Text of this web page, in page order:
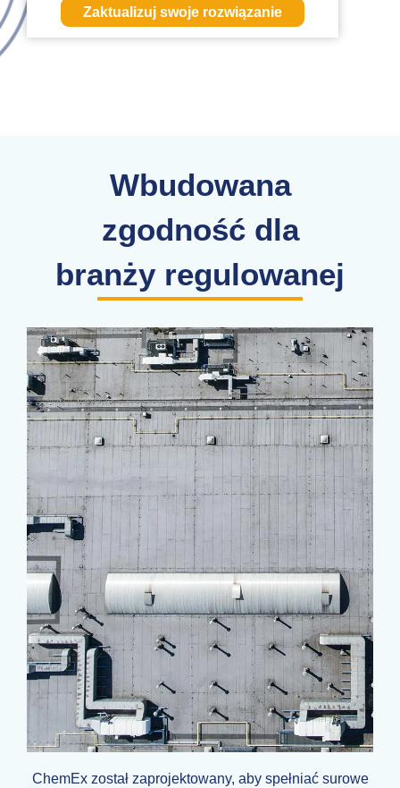
Zaktualizuj swoje rozwiązanie
Wbudowana
zgodność dla
branży regulowanej
ChemEx został zaprojektowany, aby spełniać surowe